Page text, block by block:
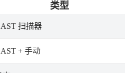
类型
扫描器
+ 手动